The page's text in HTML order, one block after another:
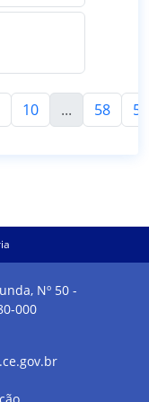
10 ... 58 59
Nº 50 -
000